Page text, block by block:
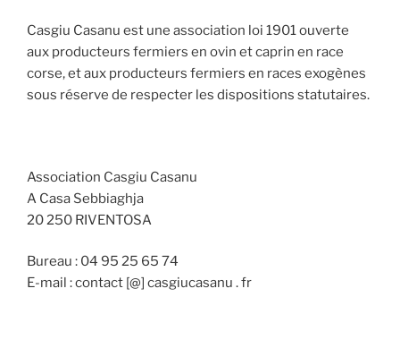
Casgiu Casanu est une association loi 1901 ouverte
aux producteurs fermiers en ovin et caprin en race
corse, et aux producteurs fermiers en races exogènes
sous réserve de respecter les dispositions statutaires.
Association Casgiu Casanu
A Casa Sebbiaghja
20 250 RIVENTOSA
Bureau : 04 95 25 65 74
E-mail : contact [@] casgiucasanu . fr